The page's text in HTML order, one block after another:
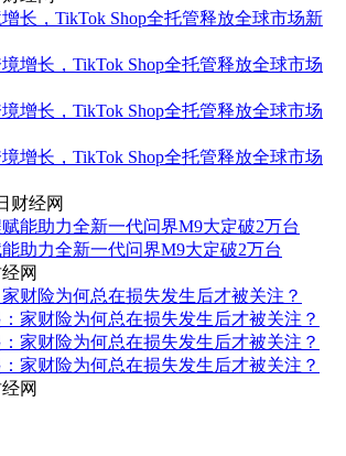
长，TikTok Shop全托管释放全球市场新
财经网
助力全新一代问界M9大定破2万台
网
财险为何总在损失发生后才被关注？
网